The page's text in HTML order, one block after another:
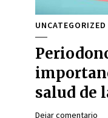
UNCATEGORIZED
salud de
Dejar comentario